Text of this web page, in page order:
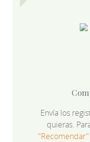
Envía los
quieras.
"Recomendar"